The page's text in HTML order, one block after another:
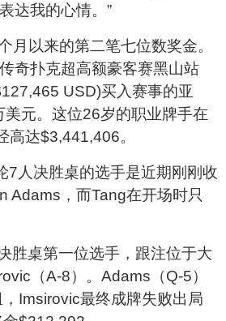
达我的心情。”
月以来的第二笔七位数奖金。
奇扑克超高额豪客赛黑山站
USD)买入赛事的亚
元。这位26岁的职业牌手在
高达$3,441,406。
7人决胜桌的选手是近期刚刚收
Adams，而Tang在开场时只
胜桌第一位选手，跟注位于大
（A-8）。Adams（Q-5）
Imsirovic最终成牌失败出局